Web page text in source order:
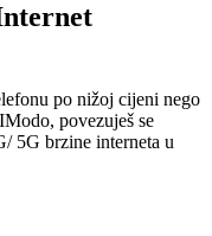
po nižoj cijeni nego
povezuješ se
5G brzine interneta u